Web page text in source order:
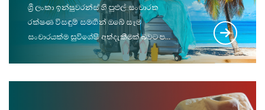
ශ්‍රී ලංකා ඉන්ෂුවරන්ස් හි පුළුල් සංචාරක
රක්ෂණ විසඳුම් සමඟින් ඔබේ සෑම
සංචාරයක්ම සුවිශේෂී අත්දැකීමක් බවට පත්